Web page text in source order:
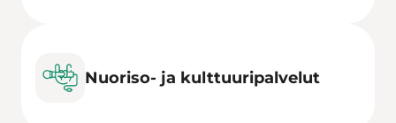
Nuoriso- ja kulttuuripalvelut